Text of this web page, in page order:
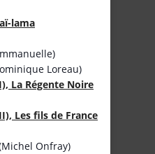
lama
Loreau)
La Régente Noire
Les fils de France
Onfray)